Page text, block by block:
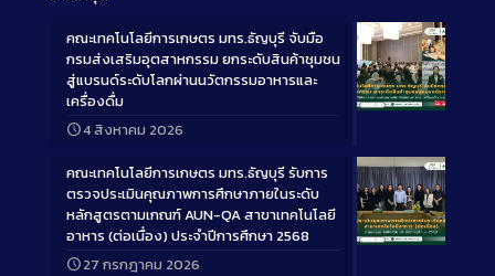
Long
คณะเทคโนโลยีการเกษตร มทร.ธัญบุรี จับมือ
กรมส่งเสริมอุตสาหกรรม ยกระดับสินค้าชุมชน
สู่แบรนด์ระดับโลกผ่านนวัตกรรมอาหารและ
เครื่องดื่ม
4 สิงหาคม 2026
Long
คณะเทคโนโลยีการเกษตร มทร.ธัญบุรี รับการ
ตรวจประเมินคุณภาพการศึกษาภายในระดับ
หลักสูตรตามเกณฑ์ AUN-QA สาขาเทคโนโลยี
อาหาร (ต่อเนื่อง) ประจำปีการศึกษา 2568
27 กรกฎาคม 2026